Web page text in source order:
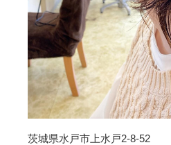
茨城県水戸市上水戸2-8-52